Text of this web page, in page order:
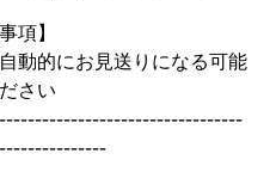
項】
動的にお見送りになる可能
さい